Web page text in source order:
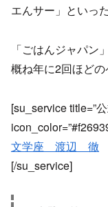
エんサー」といっ
「ごはんジャパン
概ね年に2回ほど
[su_service title=”
文学座 渡辺 徹
[/su_service]